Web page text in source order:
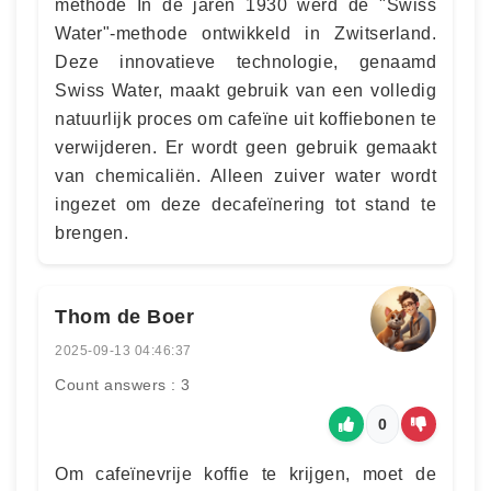
methode In de jaren 1930 werd de "Swiss
Water"-methode ontwikkeld in Zwitserland.
Deze innovatieve technologie, genaamd
Swiss Water, maakt gebruik van een volledig
natuurlijk proces om cafeïne uit koffiebonen te
verwijderen. Er wordt geen gebruik gemaakt
van chemicaliën. Alleen zuiver water wordt
ingezet om deze decafeïnering tot stand te
brengen.
Thom de Boer
2025-09-13 04:46:37
Count answers : 3
0
Om cafeïnevrije koffie te krijgen, moet de